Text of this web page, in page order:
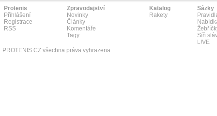
Protenis
Přihlášení
Registrace
RSS
Zpravodajství
Novinky
Články
Komentáře
Tagy
Katalog
Rakety
Sázky
Síň
L!VE
PROTENIS.CZ všechna práva vyhrazena